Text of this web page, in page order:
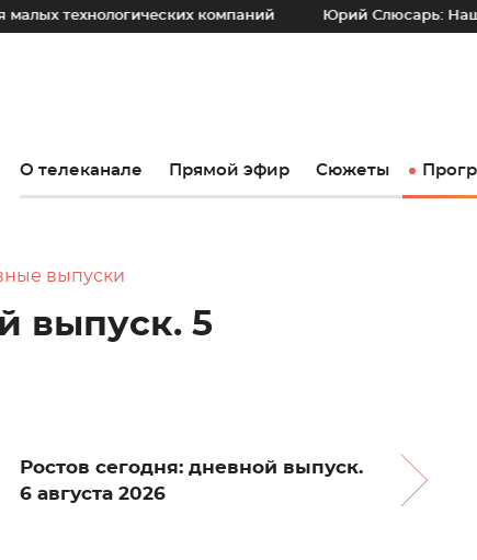
компаний Юрий Слюсарь: Наш основной
О телеканале Прямой эфир Сюжеты
выпуски
выпуск. 5
Ростов сегодня: дневной выпуск.
6 августа 2026